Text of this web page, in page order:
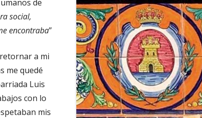
de
social,
encontraba”
a mi
me quedé
Luis
con lo
mis